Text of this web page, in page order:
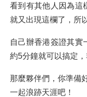
看到有其他人因為這
就又出現這欄了，所
自己辦香港簽證其實
約5分鐘就可以搞定，
那麼夥伴們，你準備
一起浪跡天涯吧！